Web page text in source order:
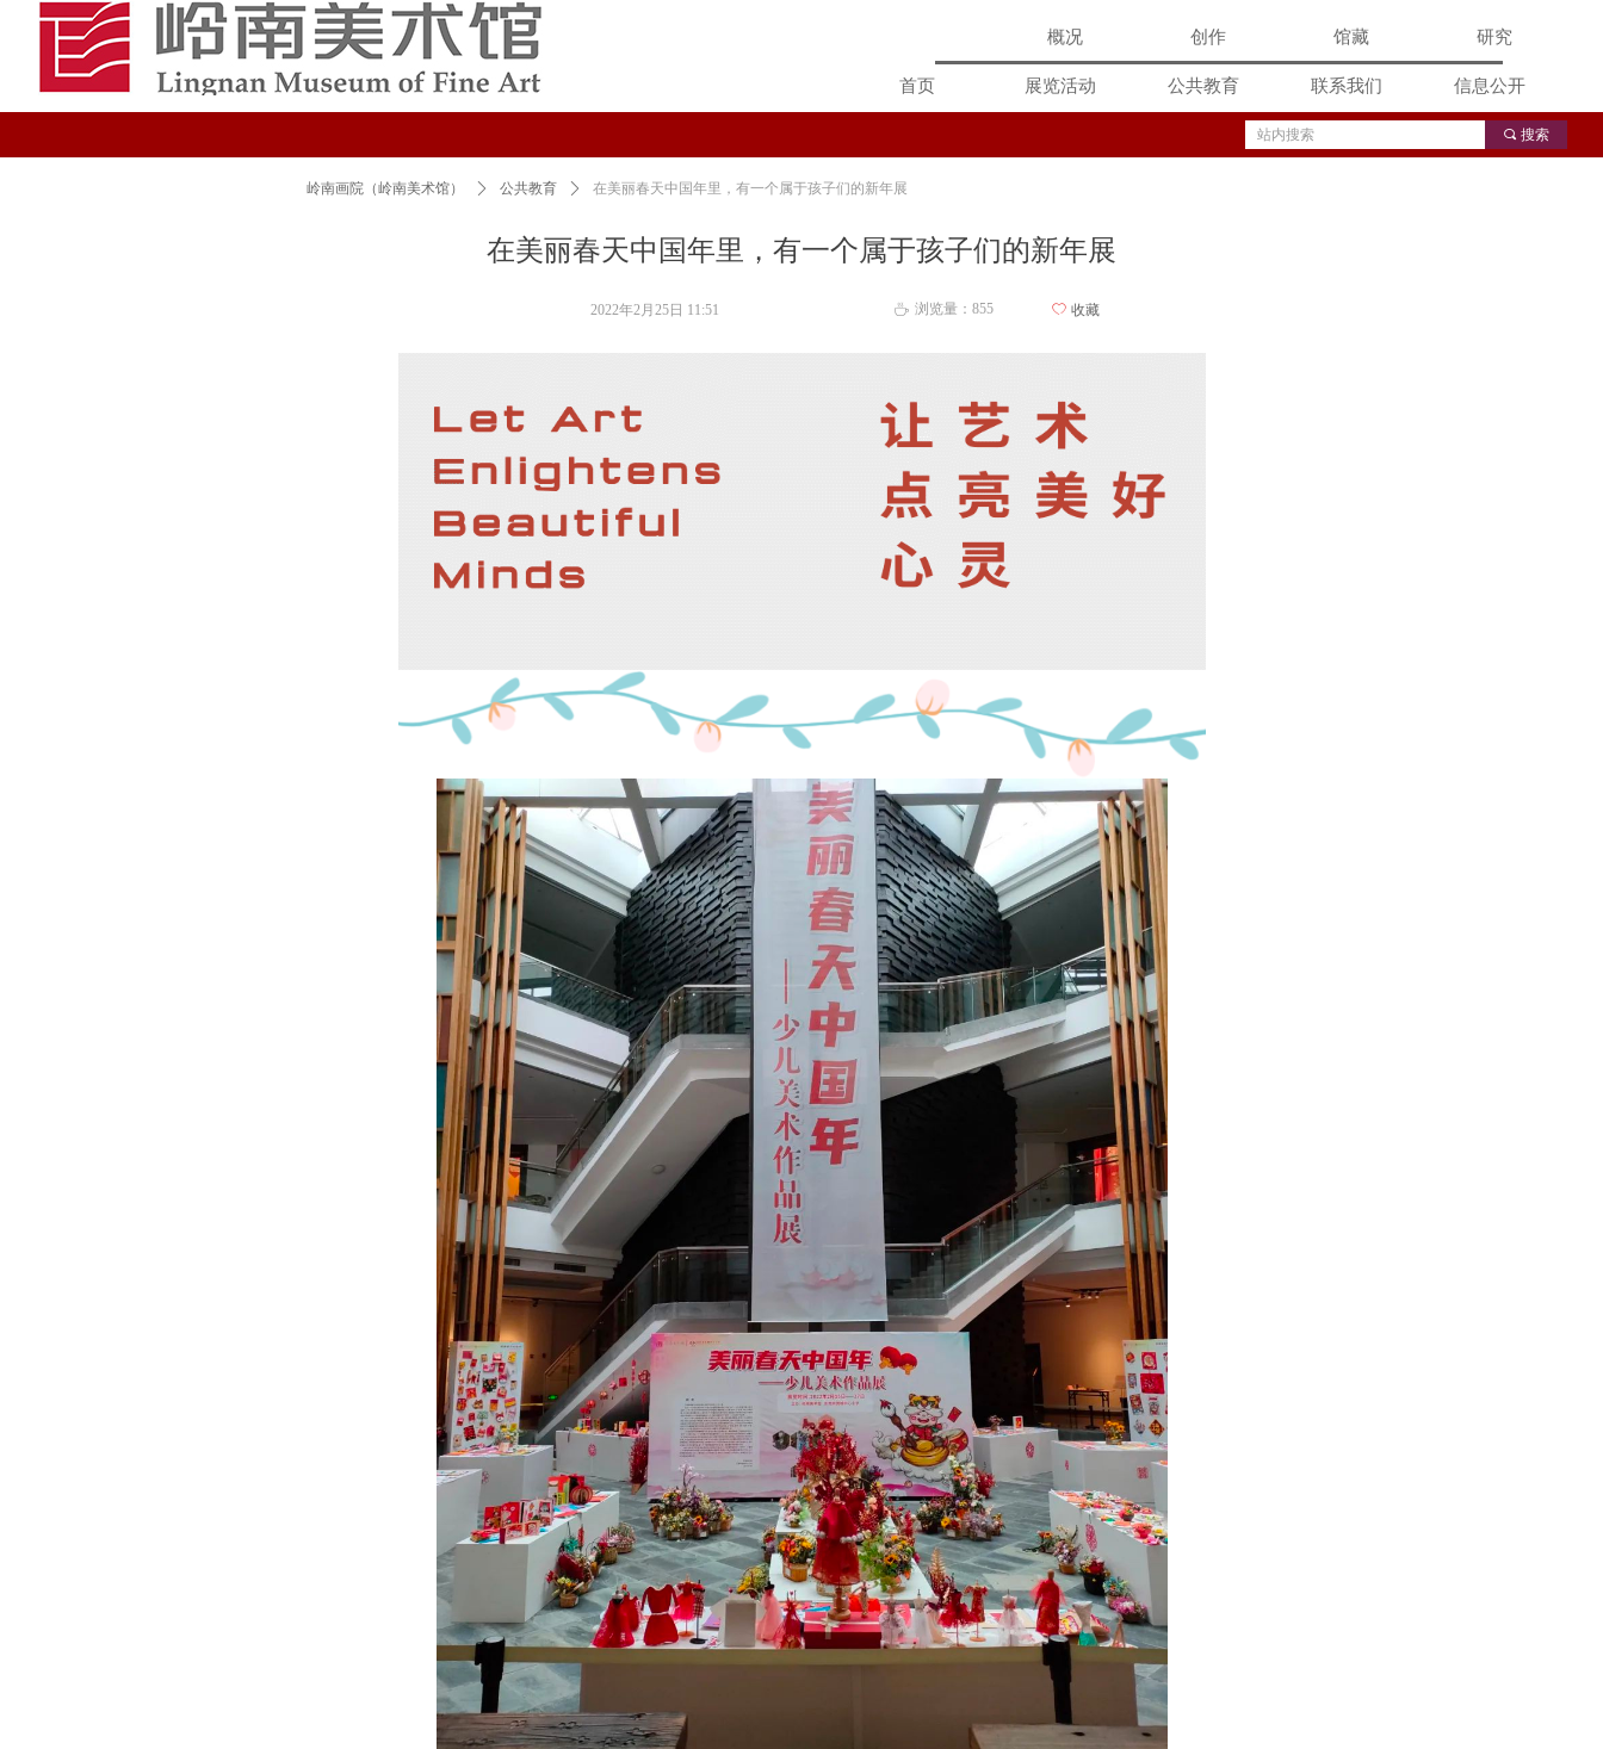
首页 展览活动 公共教育 联系我们 信息公开
概况 创作 馆藏 研究
끠 搜索
在美丽春天中国年里，有一个属于孩子们的新年展
岭南画院（岭南美术馆） ꄲ 公共教育 ꄲ 在美丽春天中国年里，有一个属于孩子们的新年展
2022年2月25日 11:51 ꄘ 浏览量： 855 ꄀ 收藏